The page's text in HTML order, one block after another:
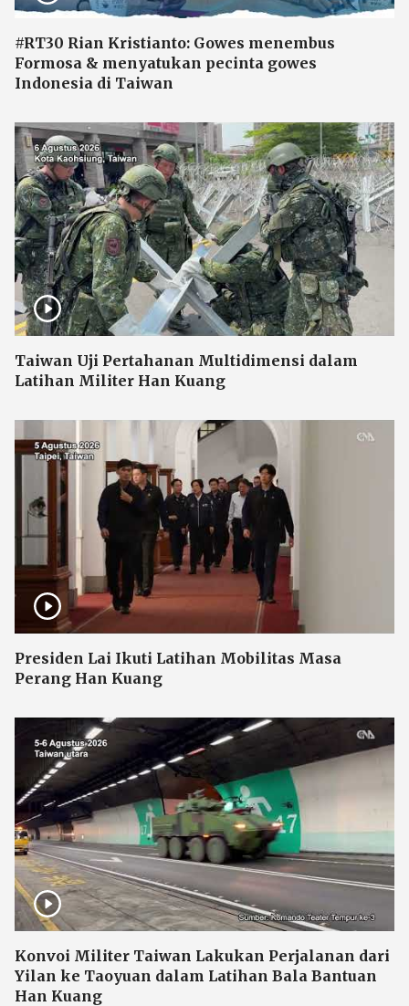
#RT30 Rian Kristianto: Gowes menembus
Formosa & menyatukan pecinta gowes
Indonesia di Taiwan
Taiwan Uji Pertahanan Multidimensi dalam
Latihan Militer Han Kuang
Presiden Lai Ikuti Latihan Mobilitas Masa
Perang Han Kuang
Konvoi Militer Taiwan Lakukan Perjalanan dari
Yilan ke Taoyuan dalam Latihan Bala Bantuan
Han Kuang